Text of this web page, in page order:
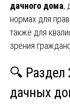
дачного дома,
нормах для
также для
зрения
🔍
дачных